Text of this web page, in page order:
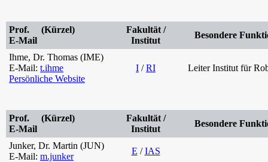
Prof. (Kürzel)
E-Mail
Fakultät /
Institut
Besondere
Ihme, Dr. Thomas (IME)
E-Mail: t.ihme
Persönliche Website
I /RI Leiter Institut für
Prof. (Kürzel)
E-Mail
Fakultät /
Institut
Besondere
Junker, Dr. Martin (JUN)
E-Mail: m.junker
E /IAS